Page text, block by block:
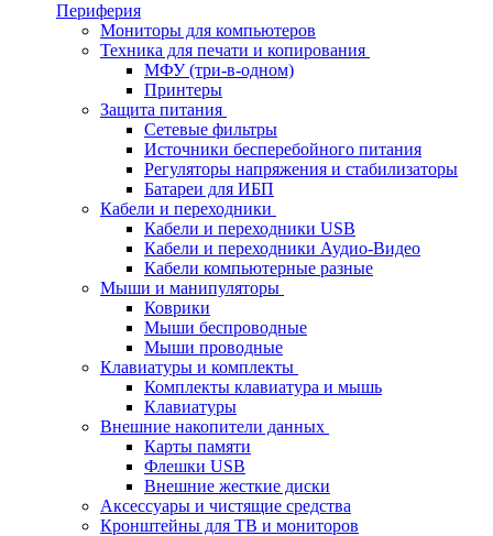
Периферия
Мониторы для компьютеров
Техника для печати и копирования
МФУ (три-в-одном)
Принтеры
Защита питания
Сетевые фильтры
Источники бесперебойного питания
Регуляторы напряжения и стабилизаторы
Батареи для ИБП
Кабели и переходники
Кабели и переходники USB
Кабели и переходники Аудио-Видео
Кабели компьютерные разные
Мыши и манипуляторы
Коврики
Мыши беспроводные
Мыши проводные
Клавиатуры и комплекты
Комплекты клавиатура и мышь
Клавиатуры
Внешние накопители данных
Карты памяти
Флешки USB
Внешние жесткие диски
Аксессуары и чистящие средства
Кронштейны для ТВ и мониторов